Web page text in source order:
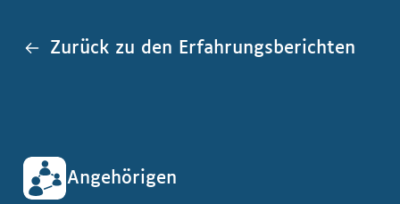
Zurück zu den Erfahrungsberichten
Angehörigen